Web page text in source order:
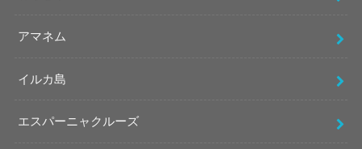
アマネム
イルカ島
エスパーニャクルーズ